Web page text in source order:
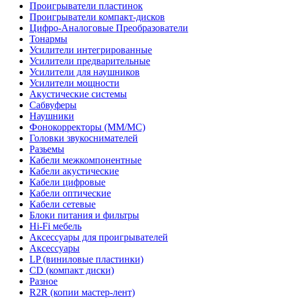
Проигрыватели пластинок
Проигрыватели компакт-дисков
Цифро-Аналоговые Преобразователи
Тонармы
Усилители интегрированные
Усилители предварительные
Усилители для наушников
Усилители мощности
Акустические системы
Сабвуферы
Наушники
Фонокорректоры (MM/MC)
Головки звукоснимателей
Разьемы
Кабели межкомпонентные
Кабели акустические
Кабели цифровые
Кабели оптические
Кабели сетевые
Блоки питания и фильтры
Hi-Fi мебель
Аксессуары для проигрывателей
Аксессуары
LP (виниловые пластинки)
CD (компакт диски)
Разное
R2R (копии мастер-лент)